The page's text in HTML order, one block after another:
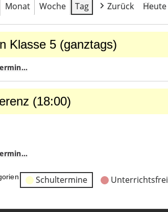
Monat Woche Tag Zurück Heute
Klasse 5 (ganztags)
(18:00)
Schultermine Unterrichtsfrei